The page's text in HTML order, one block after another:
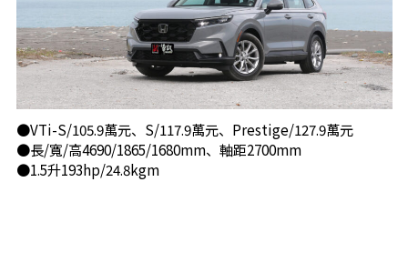
●VTi-S/105.9萬元、S/117.9萬元、Prestige/127.9萬元
●長/寬/高4690/1865/1680mm、軸距2700mm
●1.5升193hp/24.8kgm